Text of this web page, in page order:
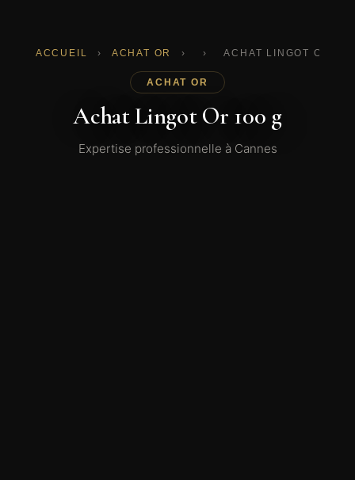
ACCUEIL › ACHAT OR › › ACHAT LINGOT OR
ACHAT OR
Achat Lingot Or 100 g
Expertise professionnelle à Cannes